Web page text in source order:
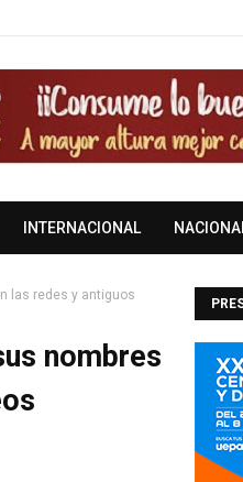
INTERNACIONAL
las redes y antiguos
nombres